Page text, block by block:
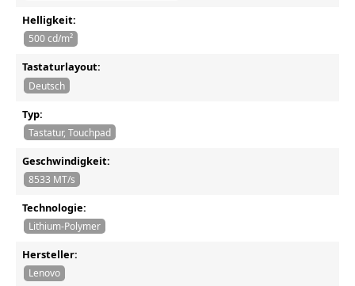
Helligkeit:
500 cd/m²
Tastaturlayout:
Deutsch
Typ:
Tastatur, Touchpad
Geschwindigkeit:
8533 MT/s
Technologie:
Lithium-Polymer
Hersteller:
Lenovo